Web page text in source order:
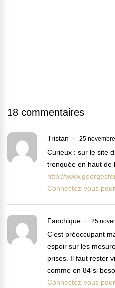
18 commentaires
Tristan 25
Curieux : sur le site
tronquée en haut de
http://
Connectez-vous
Fanchique 25
C’est préoccupant
espoir sur les
prises. Il faut rester
comme en 84 si
Connectez-vous